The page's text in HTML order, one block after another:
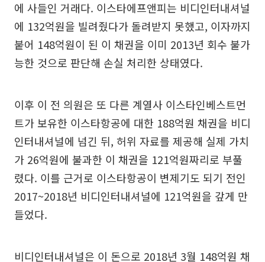
에 사들인 거래다. 이스타에프앤피는 비디인터내셔널
에 132억원을 빌려줬다가 돌려받지 못했고, 이자까지
붙어 148억원이 된 이 채권을 이미 2013년 회수 불가
능한 것으로 판단해 손실 처리한 상태였다.
이후 이 전 의원은 또 다른 계열사 이스타인베스트먼
트가 보유한 이스타항공에 대한 188억원 채권을 비디
인터내셔널에 넘긴 뒤, 허위 자료를 제공해 실제 가치
가 26억원에 불과한 이 채권을 121억원짜리로 부풀
렸다. 이를 근거로 이스타항공이 변제기도 되기 전인
2017~2018년 비디인터내셔널에 121억원을 갚게 만
들었다.
비디인터내셔널은 이 돈으로 2018년 3월 148억원 채